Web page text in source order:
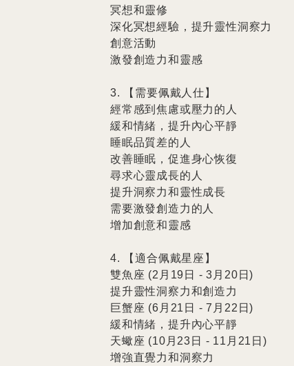
冥想和靈修
深化冥想經驗，提升靈性洞察力
創意活動
激發創造力和靈感
3. 【需要佩戴人仕】
經常感到焦慮或壓力的人
緩和情緒，提升內心平靜
睡眠品質差的人
改善睡眠，促進身心恢復
尋求心靈成長的人
提升洞察力和靈性成長
需要激發創造力的人
增加創意和靈感
4. 【適合佩戴星座】
雙魚座 (2月19日 - 3月20日)
提升靈性洞察力和創造力
巨蟹座 (6月21日 - 7月22日)
緩和情緒，提升內心平靜
天蠍座 (10月23日 - 11月21日)
增強直覺力和洞察力